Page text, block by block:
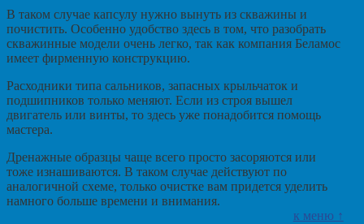
В таком случае капсулу нужно вынуть из скважины и
почистить. Особенно удобство здесь в том, что разобрать
скважинные модели очень легко, так как компания Беламос
имеет фирменную конструкцию.
Расходники типа сальников, запасных крыльчаток и
подшипников только меняют. Если из строя вышел
двигатель или винты, то здесь уже понадобится помощь
мастера.
Дренажные образцы чаще всего просто засоряются или
тоже изнашиваются. В таком случае действуют по
аналогичной схеме, только очистке вам придется уделить
намного больше времени и внимания.
к меню ↑